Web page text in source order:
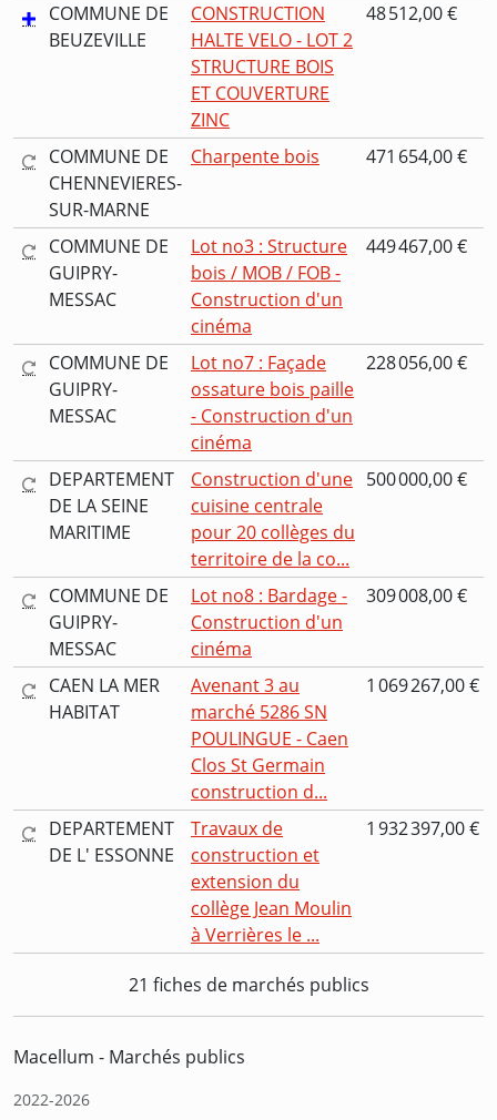
COMMUNE DE
BEUZEVILLE
CONSTRUCTION
HALTE VELO - LOT 2
STRUCTURE BOIS
ET COUVERTURE
ZINC
48 512,00 €
COMMUNE DE
CHENNEVIERES-
SUR-MARNE
Charpente bois 471 654,00 €
COMMUNE DE
GUIPRY-
MESSAC
Lot no3 : Structure
bois / MOB / FOB -
Construction d'un
cinéma
449 467,00 €
COMMUNE DE
GUIPRY-
MESSAC
Lot no7 : Façade
ossature bois paille
- Construction d'un
cinéma
228 056,00 €
DEPARTEMENT
DE LA SEINE
MARITIME
Construction d'une
cuisine centrale
pour 20 collèges du
territoire de la co...
500 000,00 €
COMMUNE DE
GUIPRY-
MESSAC
Lot no8 : Bardage -
Construction d'un
cinéma
309 008,00 €
CAEN LA MER
HABITAT
Avenant 3 au
marché 5286 SN
POULINGUE - Caen
Clos St Germain
construction d...
1 069 267,00 €
DEPARTEMENT
DE L' ESSONNE
Travaux de
construction et
extension du
collège Jean Moulin
à Verrières le ...
1 932 397,00 €
21 fiches de marchés publics
Macellum - Marchés publics
2022-2026